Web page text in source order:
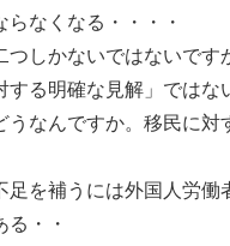
なくなる・・・・
しかないではないです
る明確な見解」ではな
うなんですか。移民に対
足を補うには外国人労働
る・・